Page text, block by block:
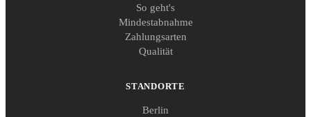
So geht's
Mindestabnahme
Zahlungsarten
Qualität
STANDORTE
Berlin